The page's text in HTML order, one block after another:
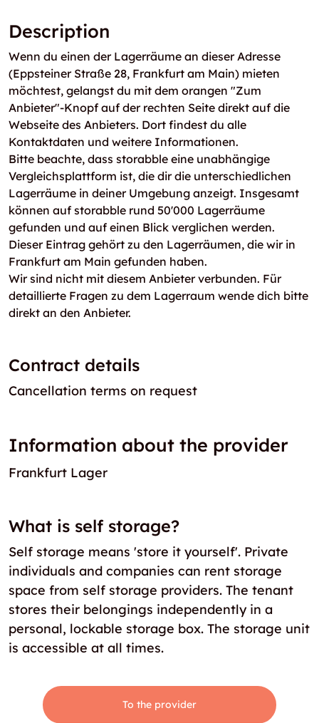
Description
Wenn du einen der Lagerräume an dieser Adresse
(Eppsteiner Straße 28, Frankfurt am Main) mieten
möchtest, gelangst du mit dem orangen "Zum
Anbieter"-Knopf auf der rechten Seite direkt auf die
Webseite des Anbieters. Dort findest du alle
Kontaktdaten und weitere Informationen.
Bitte beachte, dass storabble eine unabhängige
Vergleichsplattform ist, die dir die unterschiedlichen
Lagerräume in deiner Umgebung anzeigt. Insgesamt
können auf storabble rund 50'000 Lagerräume
gefunden und auf einen Blick verglichen werden.
Dieser Eintrag gehört zu den Lagerräumen, die wir in
Frankfurt am Main gefunden haben.
Wir sind nicht mit diesem Anbieter verbunden. Für
detaillierte Fragen zu dem Lagerraum wende dich bitte
direkt an den Anbieter.
Contract details
Cancellation terms on request
Information about the provider
Frankfurt Lager
What is self storage?
Self storage means 'store it yourself'. Private
individuals and companies can rent storage
space from self storage providers. The tenant
stores their belongings independently in a
personal, lockable storage box. The storage unit
is accessible at all times.
To the provider